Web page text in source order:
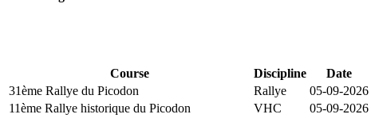
Course Discipline Date
31ème Rallye du Picodon
Rallye 05-09-2026
11ème Rallye historique du Picodon
VHC 05-09-2026